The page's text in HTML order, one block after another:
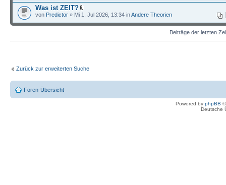
Was ist ZEIT?
von Predictor » Mi 1. Jul 2026, 13:34 inAndere Theorien
Beiträge der letzten
Zurück zur erweiterten Suche
Foren-Übersicht
Powered by phpBB
Deutsche